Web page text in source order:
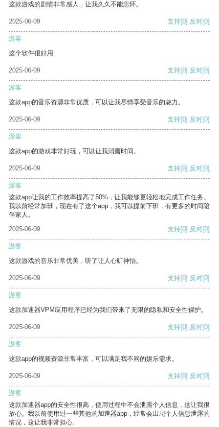
这款游戏的剧情非常感人，让我久久不能忘怀。
2025-06-09 支持[0] 反对[0]
游客
这个软件很好用
2025-06-09 支持[0] 反对[0]
游客
这款app的音乐资源非常优质，可以让我尽情享受音乐的魅力。
2025-06-09 支持[0] 反对[0]
游客
这款app的游戏非常好玩，可以让我消磨时间。
2025-06-09 支持[0] 反对[0]
游客
这款app让我的工作效率提高了50%，让我能够更轻松地完成工作任务。
我以前经常加班，现在有了这个app，我可以提前下班，有更多的时间陪
伴家人。
2025-06-09
支持[0] 反对[0]
游客
这款游戏的音乐非常优美，听了让人心旷神怡。
2025-06-09 支持[0] 反对[0]
游客
这款加速器VPM应用程序已经为我们带来了无限的隐私和安全性保护。
2025-06-09 支持[0] 反对[0]
游客
这款app的视频资源非常丰富，可以满足我不同的娱乐需求。
2025-06-09 支持[0] 反对[0]
游客
这款加速器app的安全性很高，使用过程中不会泄露个人信息，这让我很
放心。我以前使用过一些其他的加速器app，经常会出现个人信息泄露的
情况，这让我非常担心。